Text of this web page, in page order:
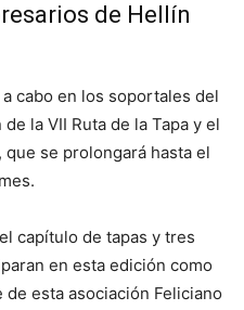
de Hellín
cabo en los soportales del
la VII Ruta de la Tapa y el
que se prolongará hasta el
capítulo de tapas y tres
en esta edición como
esta asociación Feliciano